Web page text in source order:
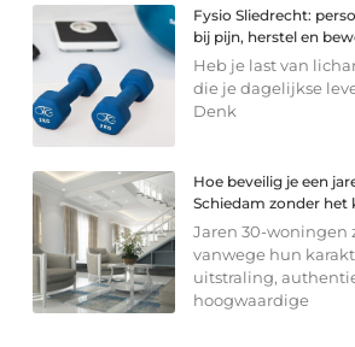
Fysio Sliedrecht:
bij pijn, herstel en
Heb je last van
die je dagelijkse
Denk
Hoe beveilig je een
Schiedam zonder het
Jaren 30-woningen
vanwege hun
uitstraling,
hoogwaardige